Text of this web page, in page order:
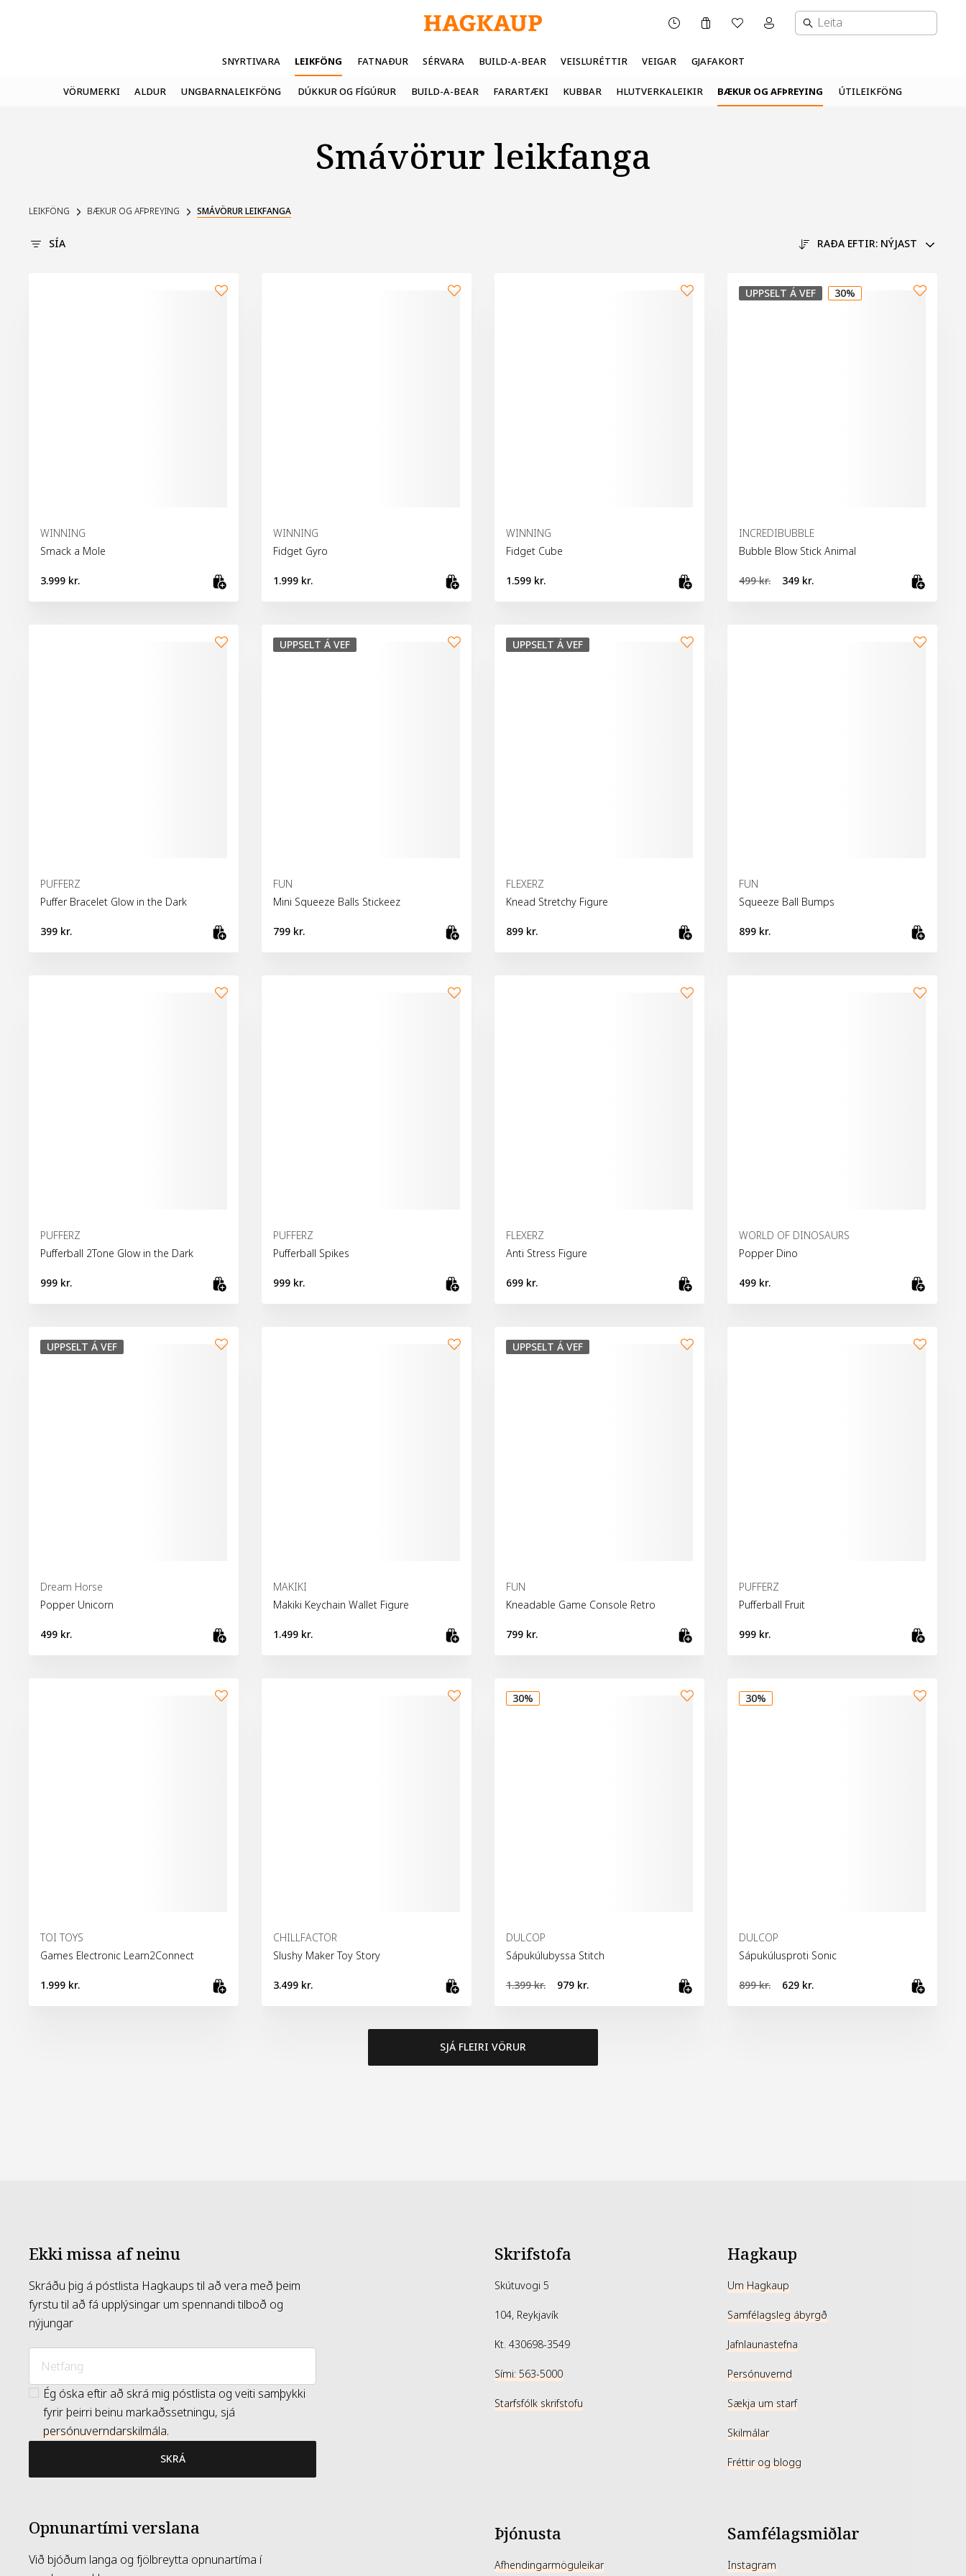
Karfa ÓskalistiMínar síður valmynd
SNYRTIVARA LEIKFÖNG FATNAÐUR SÉRVARA BUILD-A-BEAR VEISLURÉTTIR VEIGAR GJAFAKORT
VÖRUMERKI ALDUR UNGBARNALEIKFÖNG DÚKKUR OG FÍGÚRUR BUILD-A-BEAR FARARTÆKI KUBBAR HLUTVERKALEIKIR BÆKUR OG AFÞREYING ÚTILEIKFÖNG
Smávörur leik­fanga
LEIKFÖNG BÆKUR OG AFÞREYING SMÁVÖRUR LEIKFANGA
SÍA RAÐA EFTIR: NÝJAST
WINNING
Smack a Mole
3.999 kr.
Bæta við körfu
WINNING
Fidget Gyro
1.999 kr.
WINNING
Fidget Cube
1.599 kr.
UPPSELT Á VEF 30%
INCREDIBUBBLE
Bubble Blow Stick Animal
499 kr. 349 kr.
PUFFERZ
Puffer Bracelet Glow in the Dark
399 kr.
UPPSELT Á VEF
FUN
Mini Squeeze Balls Stickeez
799 kr.
UPPSELT Á VEF
FLEXERZ
Knead Stretchy Figure
899 kr.
FUN
Squeeze Ball Bumps
899 kr.
PUFFERZ
Pufferball 2Tone Glow in the Dark
999 kr.
PUFFERZ
Pufferball Spikes
999 kr.
FLEXERZ
Anti Stress Figure
699 kr.
WORLD OF DINOSAURS
Popper Dino
499 kr.
UPPSELT Á VEF
Dream Horse
Popper Unicorn
499 kr.
MAKIKI
Makiki Keychain Wallet Figure
1.499 kr.
UPPSELT Á VEF
FUN
Kneadable Game Console Retro
799 kr.
PUFFERZ
Pufferball Fruit
999 kr.
TOI TOYS
Games Electronic Learn2Connect
1.999 kr.
CHILLFACTOR
Slushy Maker Toy Story
3.499 kr.
30%
DULCOP
Sápukúlubyssa Stitch
1.399 kr. 979 kr.
30%
DULCOP
Sápukúlusproti Sonic
899 kr. 629 kr.
SJÁ FLEIRI VÖRUR
Ekki missa af neinu
Skráðu þig á póstlista Hagkaups til að vera með þeim
fyrstu til að fá upplýsingar um spennandi tilboð og
nýjungar
Ég óska eftir að skrá mig póstlista og veiti samþykki
fyrir þeirri beinu markaðssetningu, sjá
persónuverndarskilmála.
SKRÁ
Opnunartími verslana
Við bjóðum langa og fjölbreytta opnunartíma í
Skrifstofa
Skútuvogi 5
104, Reykjavík
Kt. 430698-3549
Sími: 563-5000
Starfsfólk skrifstofu
Hagkaup
Um Hagkaup
Samfélagsleg ábyrgð
Jafnlaunastefna
Persónuvernd
Sækja um starf
Skilmálar
Fréttir og blogg
Þjónusta
Afhendingarmöguleikar
Samfélagsmiðlar
Instagram